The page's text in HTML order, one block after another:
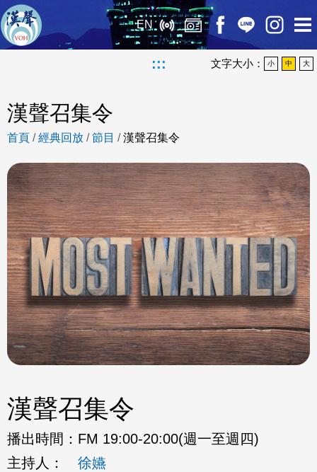
EN
::: 文字大小： 小 中 大
漢聲召集令
首頁 /經典回放 /節目 /漢聲召集令
漢聲召集令
播出時間： FM 19:00-20:00(週一至週四)
主持人：
徐嬿